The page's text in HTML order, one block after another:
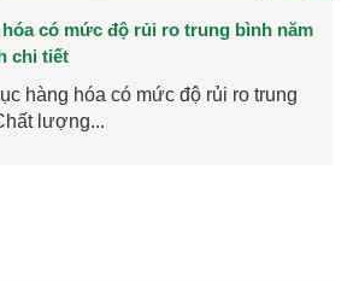
có mức độ rủi ro trung bình năm
chi tiết
hàng hóa có mức độ rủi ro trung
lượng...